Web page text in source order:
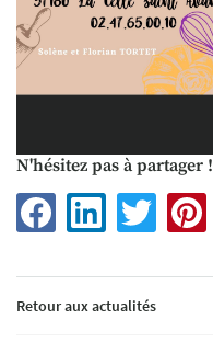
ACCUEIL
N'hésitez pas à partager !
Retour aux actualités